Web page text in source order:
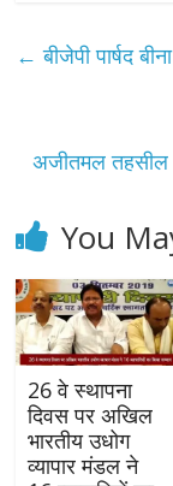
← बीजेपी पार्षद
अजीतमल तहसील
You
26 वे स्थापना
दिवस पर अखिल
भारतीय उधोग
व्यापार मंडल ने